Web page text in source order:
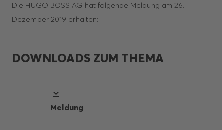
Die HUGO BOSS AG hat folgende Meldung am 26.
Dezember 2019 erhalten:
DOWNLOADS ZUM THEMA
Meldung